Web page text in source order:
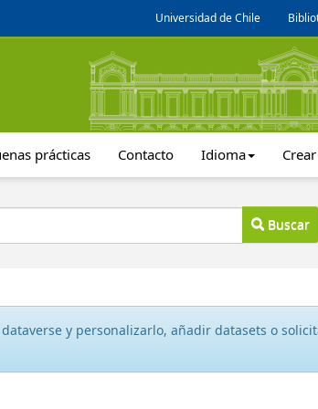
Universidad de Chile
prácticas Contacto Idioma
Buscar
y personalizarlo, añadir datasets o